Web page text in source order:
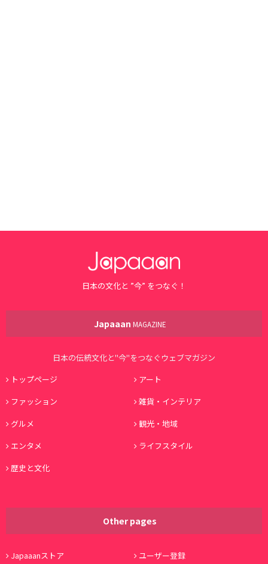
日本の文化と ”今” をつなぐ！
Japaaan MAGAZINE
日本の伝統文化と"今"をつなぐウェブマガジン
トップページ
アート
ファッション
雑貨・インテリア
グルメ
観光・地域
エンタメ
ライフスタイル
歴史と文化
Other pages
Japaaanストア ユーザー登録